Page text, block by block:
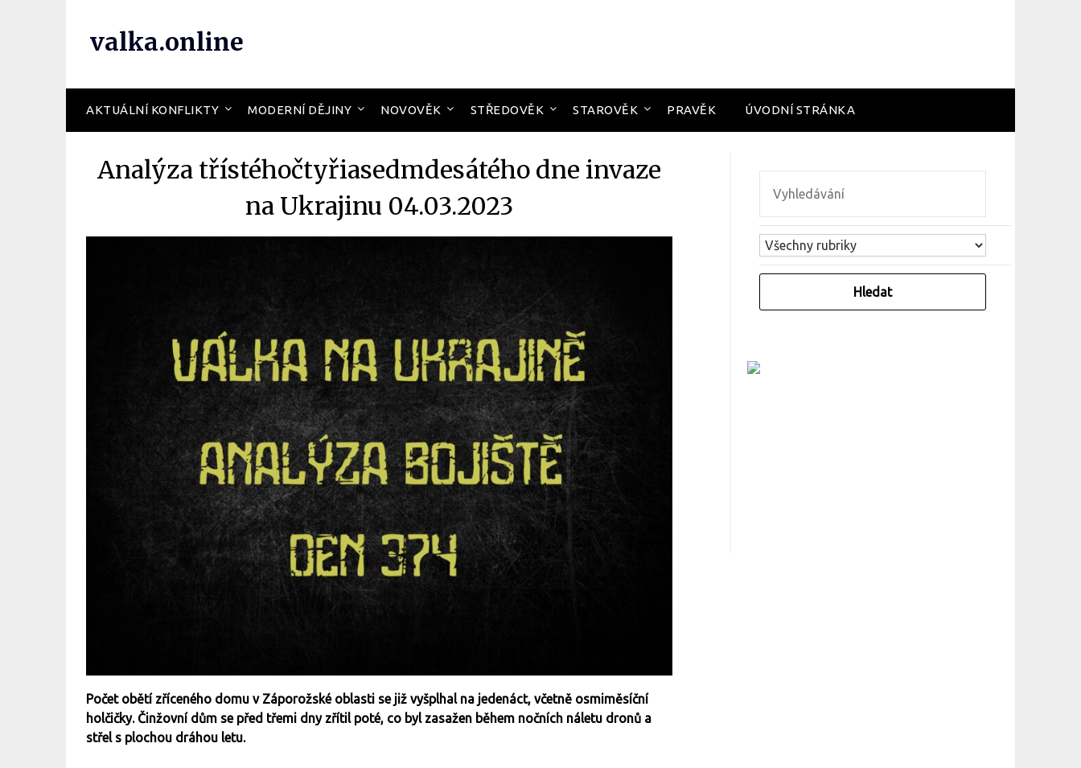
valka.online
AKTUÁLNÍ KONFLIKTY MODERNÍ DĚJINY NOVOVĚK STŘEDOVĚK STAROVĚK PRAVĚK ÚVODNÍ STRÁNKA
Analýza třístéhočtyřiasedmdesátého dne invaze
na Ukrajinu 04.03.2023
Počet obětí zříceného domu v Záporožské oblasti se již vyšplhal na jedenáct, včetně osmiměsíční
holčičky. Činžovní dům se před třemi dny zřítil poté, co byl zasažen během nočních náletu dronů a
střel s plochou dráhou letu.